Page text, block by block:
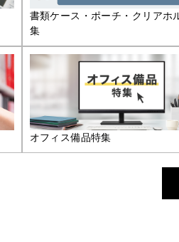
書類ケース・ポーチ・クリアホ
集
オフィス備品特集